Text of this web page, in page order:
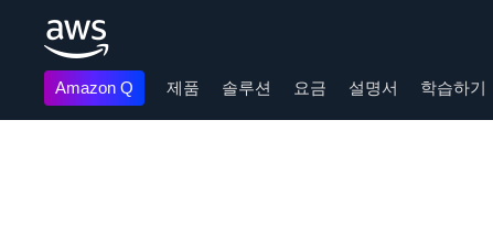
Amazon Q 제품 솔루션 요금 설명서 학습하기